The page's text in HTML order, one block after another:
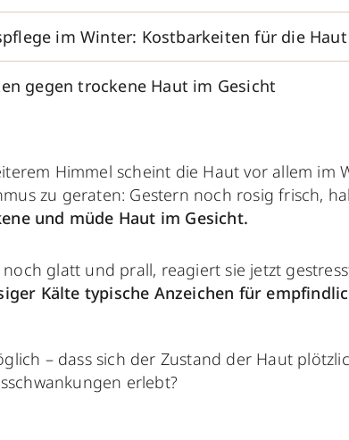
im Winter: Kostbarkeiten für die Haut
gegen trockene Haut im Gesicht
Himmel scheint die Haut vor allem im
zu geraten: Gestern noch rosig frisch,
und müde Haut im Gesicht.
noch glatt und prall, reagiert sie jetzt
Kälte typische Anzeichen für
– dass sich der Zustand der Haut
erlebt?